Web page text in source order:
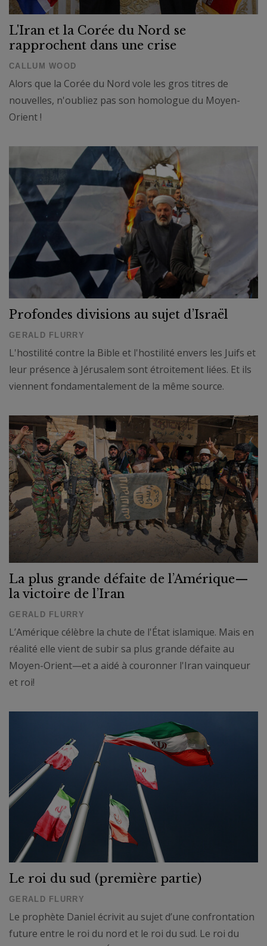
L'Iran et la Corée du Nord se
rapprochent dans une crise
CALLUM WOOD
Alors que la Corée du Nord vole les gros titres de
nouvelles, n'oubliez pas son homologue du Moyen-
Orient !
Profondes divisions au sujet d’Israël
GERALD FLURRY
L'hostilité contre la Bible et l'hostilité envers les Juifs et
leur présence à Jérusalem sont étroitement liées. Et ils
viennent fondamentalement de la même source.
La plus grande défaite de l’Amérique—
la victoire de l’Iran
GERALD FLURRY
L’Amérique célèbre la chute de l'État islamique. Mais en
réalité elle vient de subir sa plus grande défaite au
Moyen-Orient—et a aidé à couronner l'Iran vainqueur
et roi!
Le roi du sud (première partie)
GERALD FLURRY
Le prophète Daniel écrivit au sujet d’une confrontation
future entre le roi du nord et le roi du sud. Le roi du